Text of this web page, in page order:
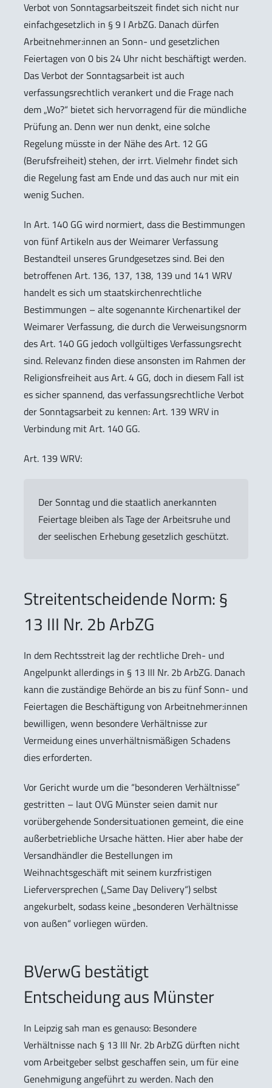
Verbot von Sonntagsarbeitszeit findet sich nicht nur
einfachgesetzlich in § 9 I ArbZG. Danach dürfen
Arbeitnehmer:innen an Sonn- und gesetzlichen
Feiertagen von 0 bis 24 Uhr nicht beschäftigt werden.
Das Verbot der Sonntagsarbeit ist auch
verfassungsrechtlich verankert und die Frage nach
dem „Wo?“ bietet sich hervorragend für die mündliche
Prüfung an. Denn wer nun denkt, eine solche
Regelung müsste in der Nähe des Art. 12 GG
(Berufsfreiheit) stehen, der irrt. Vielmehr findet sich
die Regelung fast am Ende und das auch nur mit ein
wenig Suchen.
In Art. 140 GG wird normiert, dass die Bestimmungen
von fünf Artikeln aus der Weimarer Verfassung
Bestandteil unseres Grundgesetzes sind. Bei den
betroffenen Art. 136, 137, 138, 139 und 141 WRV
handelt es sich um staatskirchenrechtliche
Bestimmungen – alte sogenannte Kirchenartikel der
Weimarer Verfassung, die durch die Verweisungsnorm
des Art. 140 GG jedoch vollgültiges Verfassungsrecht
sind. Relevanz finden diese ansonsten im Rahmen der
Religionsfreiheit aus Art. 4 GG, doch in diesem Fall ist
es sicher spannend, das verfassungsrechtliche Verbot
der Sonntagsarbeit zu kennen: Art. 139 WRV in
Verbindung mit Art. 140 GG.
Art. 139 WRV:
Der Sonntag und die staatlich anerkannten
Feiertage bleiben als Tage der Arbeitsruhe und
der seelischen Erhebung gesetzlich geschützt.
Streitentscheidende Norm: §
13 III Nr. 2b ArbZG
In dem Rechtsstreit lag der rechtliche Dreh- und
Angelpunkt allerdings in § 13 III Nr. 2b ArbZG. Danach
kann die zuständige Behörde an bis zu fünf Sonn- und
Feiertagen die Beschäftigung von Arbeitnehmer:innen
bewilligen, wenn besondere Verhältnisse zur
Vermeidung eines unverhältnismäßigen Schadens
dies erforderten.
Vor Gericht wurde um die “besonderen Verhältnisse”
gestritten – laut OVG Münster seien damit nur
vorübergehende Sondersituationen gemeint, die eine
außerbetriebliche Ursache hätten. Hier aber habe der
Versandhändler die Bestellungen im
Weihnachtsgeschäft mit seinem kurzfristigen
Lieferversprechen („Same Day Delivery“) selbst
angekurbelt, sodass keine „besonderen Verhältnisse
von außen“ vorliegen würden.
BVerwG bestätigt
Entscheidung aus Münster
In Leipzig sah man es genauso: Besondere
Verhältnisse nach § 13 III Nr. 2b ArbZG dürften nicht
vom Arbeitgeber selbst geschaffen sein, um für eine
Genehmigung angeführt zu werden. Nach den